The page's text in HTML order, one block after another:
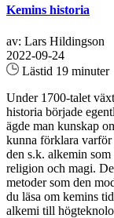
Kemins historia
av: Lars Hildingson
2022-09-24
Lästid 19 minuter
Under 1700-talet
historia började
ägde man kunskap
kunna förklara varför
den s.k. alkemin som
religion och magi.
metoder som den
du läsa om kemins
alkemi till